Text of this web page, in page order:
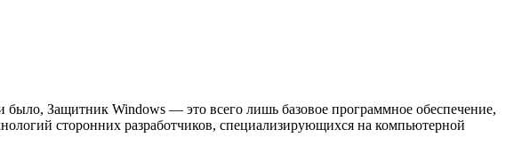
Защитник Windows — это всего лишь базовое программное обеспечение,
сторонних разработчиков, специализирующихся на компьютерной